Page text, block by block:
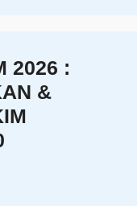
2026 :
&